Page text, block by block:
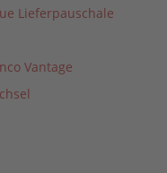
Lieferpauschale
Vantage